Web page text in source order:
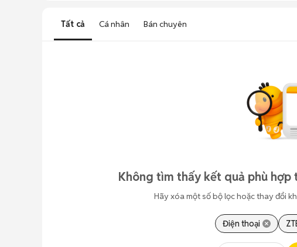
Tất cả Cá nhân Bán chuyên
Không tìm thấy kết quả phù hợp
Hãy xóa một số bộ lọc hoặc thay đổi
Điện thoại